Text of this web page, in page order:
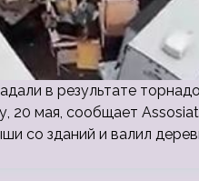
в результате
20 мая, сообщает
со зданий и валил